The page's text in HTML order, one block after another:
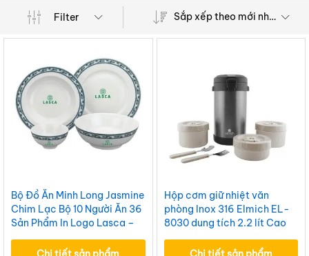
Filter Sắp xếp theo mới nhất
Bộ Đồ Ăn Minh Long Jasmine
Chim Lạc Bộ 10 Người Ăn 36
Sản Phẩm In Logo Lasca –
Hộp cơm giữ nhiệt văn
phòng Inox 316 Elmich EL-
8030 dung tích 2.2 lít Cao